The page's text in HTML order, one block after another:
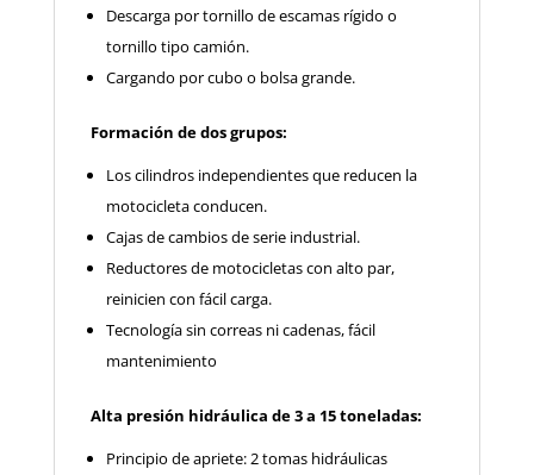
Descarga por tornillo de escamas rígido o
tornillo tipo camión.
Cargando por cubo o bolsa grande.
Formación de dos grupos:
Los cilindros independientes que reducen la
motocicleta conducen.
Cajas de cambios de serie industrial.
Reductores de motocicletas con alto par,
reinicien con fácil carga.
Tecnología sin correas ni cadenas, fácil
mantenimiento
Alta presión hidráulica de 3 a 15 toneladas:
Principio de apriete: 2 tomas hidráulicas